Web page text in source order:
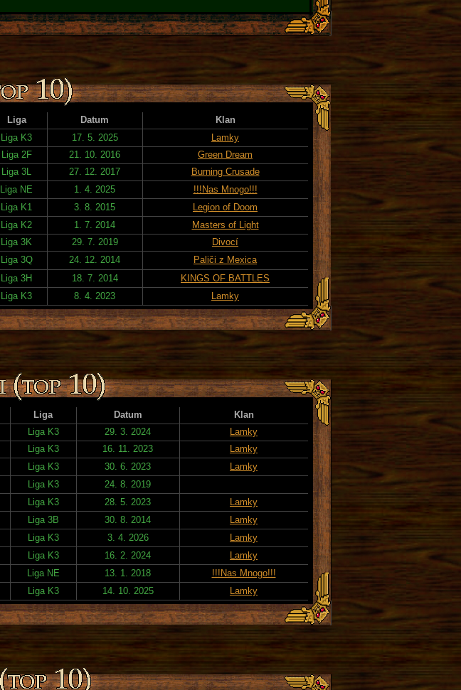
Liga Datum
Klan
Liga K3 17. 5. 2025
Lamky
Liga 2F 21. 10. 2016
Green Dream
Liga 3L 27. 12. 2017
Burning Crusade
Liga NE 1. 4. 2025
!!!Nas Mnogo!!!
Liga K1 3. 8. 2015
Legion of Doom
Liga K2 1. 7. 2014
Masters of Light
Liga 3K 29. 7. 2019
Divocí
Liga 3Q 24. 12. 2014
Paliči z Mexica
Liga 3H 18. 7. 2014
KINGS OF BATTLES
Liga K3 8. 4. 2023 Lamky
Liga Datum
Klan
Liga K3 29. 3. 2024
Lamky
Liga K3 16. 11. 2023
Lamky
Liga K3 30. 6. 2023
Lamky
Liga K3
24. 8. 2019
Liga K3 28. 5. 2023
Lamky
Liga 3B 30. 8. 2014
Lamky
Liga K3 3. 4. 2026
Lamky
Liga K3 16. 2. 2024
Lamky
Liga NE 13. 1. 2018
!!!Nas Mnogo!!!
Liga K3 14. 10. 2025 Lamky